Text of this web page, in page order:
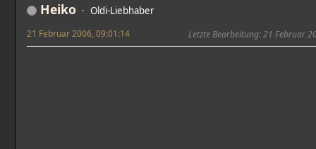
Heiko Oldi-Liebhaber
21 Februar 2006, 09:01:14 Letzte Bearbeitung: 21 Februar